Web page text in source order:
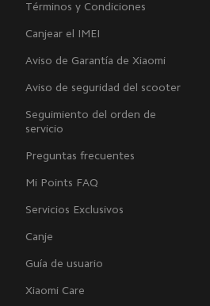
Términos y Condiciones
Canjear el IMEI
Aviso de Garantía de Xiaomi
Aviso de seguridad del scooter
Seguimiento del orden de
servicio
Preguntas frecuentes
Mi Points FAQ
Servicios Exclusivos
Canje
Guía de usuario
Xiaomi Care